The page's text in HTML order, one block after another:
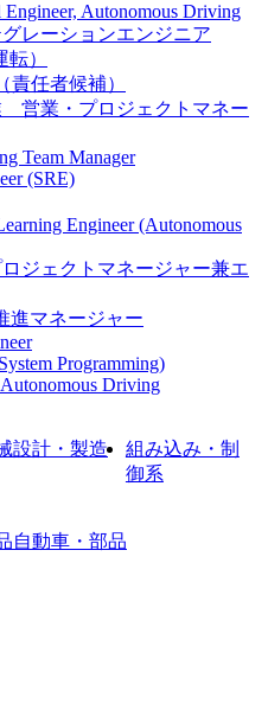
Autonomous Driving
レーションエンジニア
）
責任者候補）
営業・プロジェクトマネー
Team Manager
(SRE)
Engineer (Autonomous
ジェクトマネージャー兼エ
進マネージャー
Programming)
Driving
設計・製造
組み込み・制
御系
自動車・部品